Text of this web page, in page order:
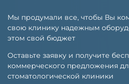
Мы продумали все, чтобы Вы
свою клинику надежным
этом свой бюджет
Оставьте заявку и получите
коммерческого предложения
стоматологической клиники